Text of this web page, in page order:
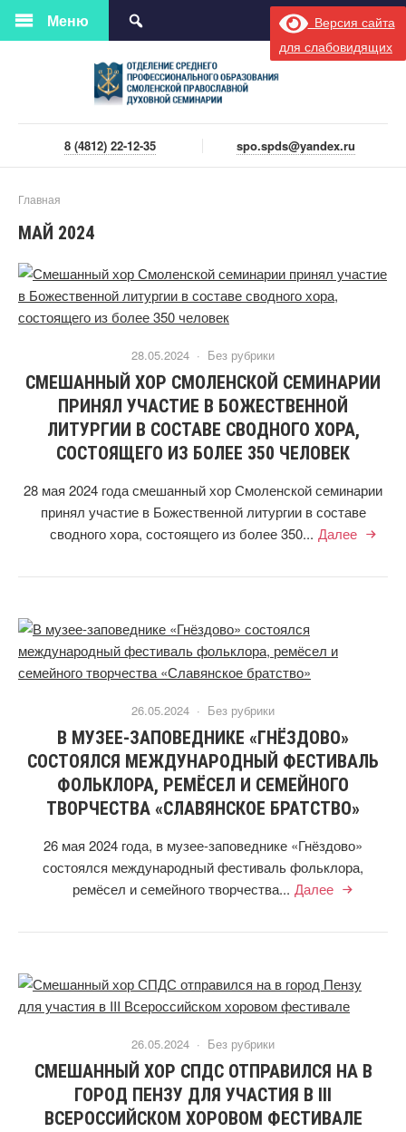
Версия сайта
для слабовидящих
Меню
8 (4812) 22-12-35 spo.spds@yandex.ru
Главная
МАЙ 2024
28.05.2024 · Без рубрики
СМЕШАННЫЙ ХОР СМОЛЕНСКОЙ СЕМИНАРИИ
ПРИНЯЛ УЧАСТИЕ В БОЖЕСТВЕННОЙ
ЛИТУРГИИ В СОСТАВЕ СВОДНОГО ХОРА,
СОСТОЯЩЕГО ИЗ БОЛЕЕ 350 ЧЕЛОВЕК
28 мая 2024 года смешанный хор Смоленской семинарии
принял участие в Божественной литургии в составе
сводного хора, состоящего из более 350... Далее
26.05.2024 · Без рубрики
В МУЗЕЕ-ЗАПОВЕДНИКЕ «ГНЁЗДОВО»
СОСТОЯЛСЯ МЕЖДУНАРОДНЫЙ ФЕСТИВАЛЬ
ФОЛЬКЛОРА, РЕМЁСЕЛ И СЕМЕЙНОГО
ТВОРЧЕСТВА «СЛАВЯНСКОЕ БРАТСТВО»
26 мая 2024 года, в музее-заповеднике «Гнёздово»
состоялся международный фестиваль фольклора,
ремёсел и семейного творчества... Далее
26.05.2024 · Без рубрики
СМЕШАННЫЙ ХОР СПДС ОТПРАВИЛСЯ НА В
ГОРОД ПЕНЗУ ДЛЯ УЧАСТИЯ В III
ВСЕРОССИЙСКОМ ХОРОВОМ ФЕСТИВАЛЕ